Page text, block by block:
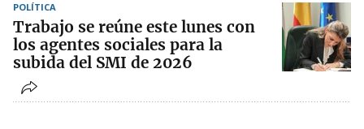
POLÍTICA
Trabajo se reúne este lunes con
los agentes sociales para la
subida del SMI de 2026